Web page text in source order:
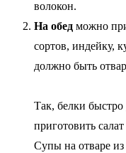
волокон.
На обед можно
сортов, индейку,
должно быть
Так, белки быстро
приготовить
Супы на отваре